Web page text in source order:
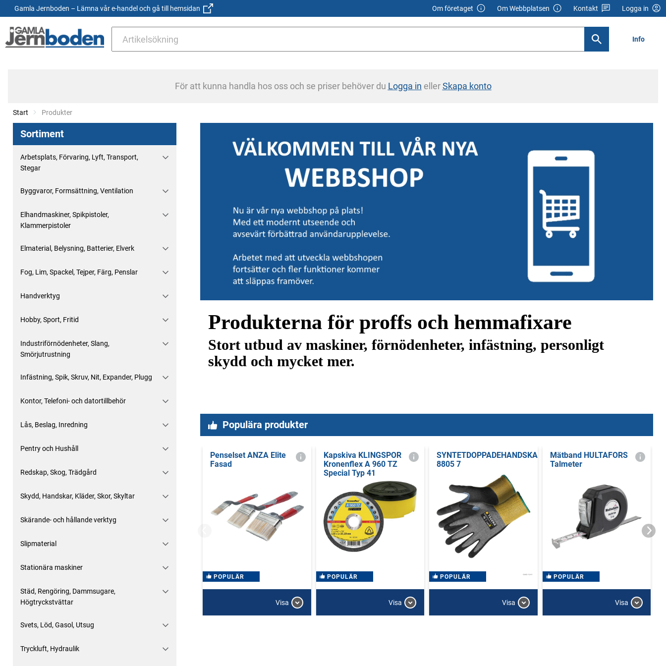
Gamla Jernboden – Lämna vår e-handel och gå till hemsidan Om företaget Om Webbplatsen Kontakt Logga in
Info
För att kunna handla hos oss och se priser behöver du Logga in ellerSkapa konto
Start Current:
Produkter
Sortiment
Arbetsplats, Förvaring, Lyft, Transport,
Stegar
Byggvaror, Formsättning, Ventilation
Elhandmaskiner, Spikpistoler,
Klammerpistoler
Elmaterial, Belysning, Batterier, Elverk
Fog, Lim, Spackel, Tejper, Färg, Penslar
Handverktyg
Hobby, Sport, Fritid
Industriförnödenheter, Slang,
Smörjutrustning
Infästning, Spik, Skruv, Nit, Expander, Plugg
Kontor, Telefoni- och datortillbehör
Lås, Beslag, Inredning
Pentry och Hushåll
Redskap, Skog, Trädgård
Skydd, Handskar, Kläder, Skor, Skyltar
Skärande- och hållande verktyg
Slipmaterial
Stationära maskiner
Städ, Rengöring, Dammsugare,
Högtryckstvättar
Svets, Löd, Gasol, Utsug
Tryckluft, Hydraulik
Produkterna för proffs och hemmafixare
Stort utbud av maskiner, förnödenheter, infästning, personligt
skydd och mycket mer.
Populära produkter
Penselset ANZA Elite
Fasad
POPULÄR
Visa
Kapskiva KLINGSPOR
Kronenflex A 960 TZ
Special Typ 41
POPULÄR
Visa
SYNTETDOPPADEHANDSKAR
8805 7
POPULÄR
Visa
Mätband HULTAFORS
Talmeter
POPULÄR
Visa